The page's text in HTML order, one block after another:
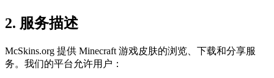
2. 服务描述
McSkins.org 提供 Minecraft 游戏皮肤的浏览、下载和分享服
务。我们的平台允许用户：